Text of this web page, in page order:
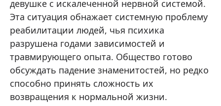
девушке с искалеченной нервной системой.
Эта ситуация обнажает системную проблему
реабилитации людей, чья психика
разрушена годами зависимостей и
травмирующего опыта. Общество готово
обсуждать падение знаменитостей, но редко
способно принять сложность их
возвращения к нормальной жизни.